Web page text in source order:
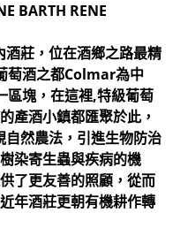
BARTH RENE
莊，位在酒鄉之路最精
萄酒之都Colmar為中
區塊，在這裡,特級葡萄
產酒小鎮都匯聚於此，
然農法，引進生物防治
染寄生蟲與疾病的機
了更友善的照顧，從而
年酒莊更朝有機耕作轉